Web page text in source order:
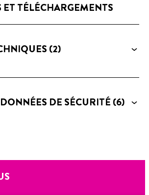
TÉLÉCHARGEMENTS
(2)
DE SÉCURITÉ (6)